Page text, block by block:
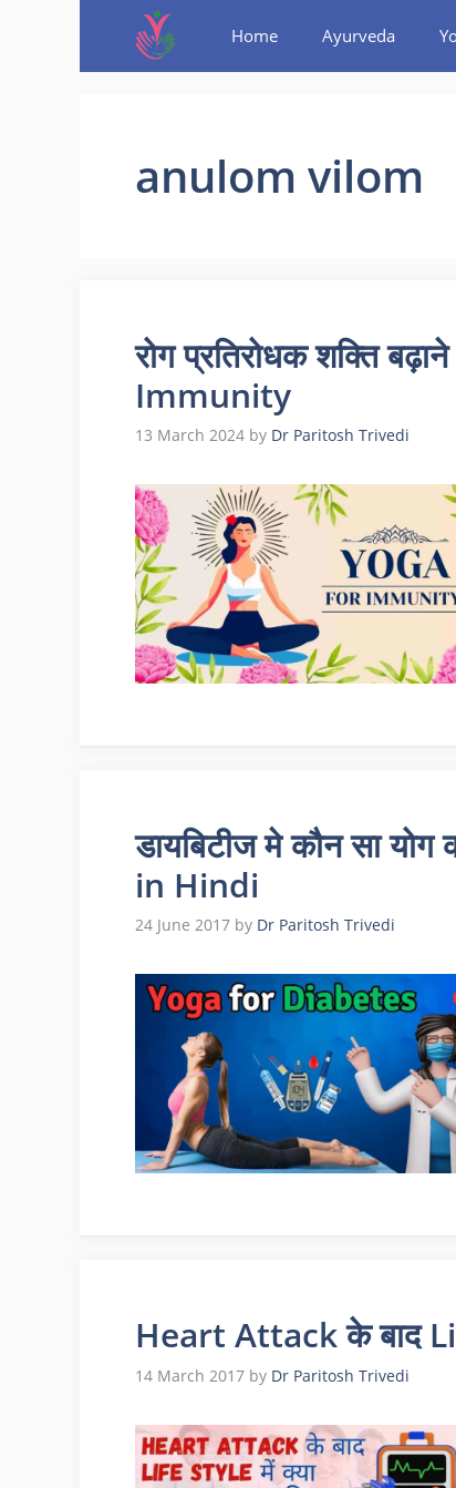
Home Ayurveda
anulom vilom
रोग प्रतिरोधक शक्ति
Immunity
13 March 2024 by Dr Paritosh Trivedi
डायबिटीज मे कौन सा
in Hindi
24 June 2017 by Dr Paritosh Trivedi
Heart Attack के बाद
14 March 2017 by Dr Paritosh Trivedi